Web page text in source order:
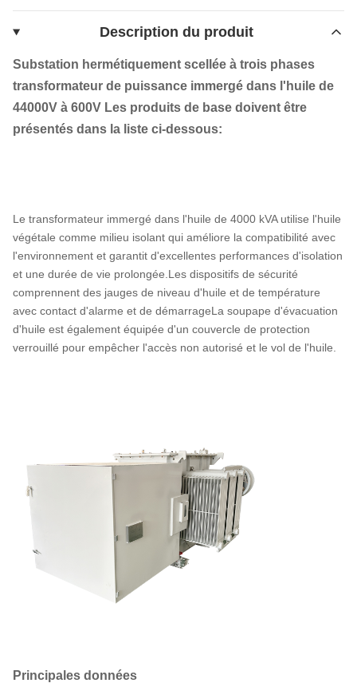
Description du produit
Substation hermétiquement scellée à trois phases
transformateur de puissance immergé dans l'huile de
44000V à 600V Les produits de base doivent être
présentés dans la liste ci-dessous:
Le transformateur immergé dans l'huile de 4000 kVA utilise l'huile
végétale comme milieu isolant qui améliore la compatibilité avec
l'environnement et garantit d'excellentes performances d'isolation
et une durée de vie prolongée.Les dispositifs de sécurité
comprennent des jauges de niveau d'huile et de température
avec contact d'alarme et de démarrageLa soupape d'évacuation
d'huile est également équipée d'un couvercle de protection
verrouillé pour empêcher l'accès non autorisé et le vol de l'huile.
Principales données